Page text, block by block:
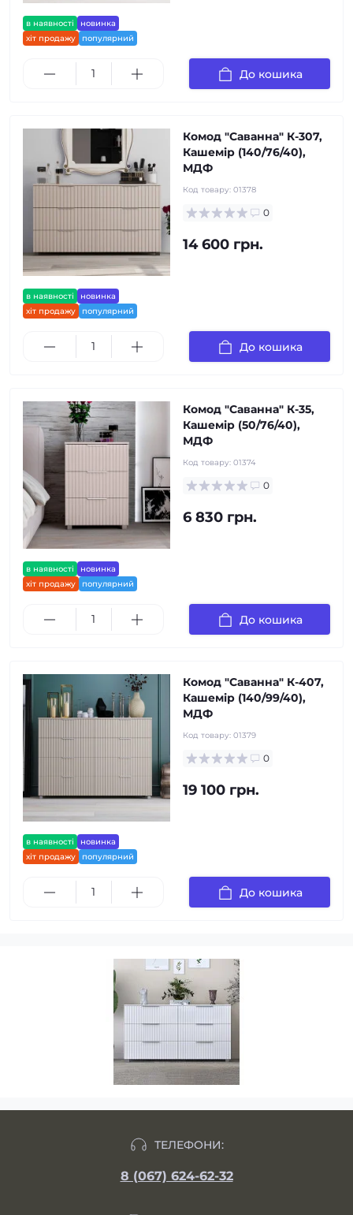
в наявності
новинка
хіт продажу
популярний
До кошика
в наявності
новинка
хіт продажу
популярний
Комод "Саванна" К-307,
Кашемір (140/76/40),
МДФ
Код товару: 01378
0
14 600 грн.
До кошика
в наявності
новинка
хіт продажу
популярний
Комод "Саванна" К-35,
Кашемір (50/76/40),
МДФ
Код товару: 01374
0
6 830 грн.
До кошика
в наявності
новинка
хіт продажу
популярний
Комод "Саванна" К-407,
Кашемір (140/99/40),
МДФ
Код товару: 01379
0
19 100 грн.
До кошика
ТЕЛЕФОНИ:
8 (067) 624-62-32